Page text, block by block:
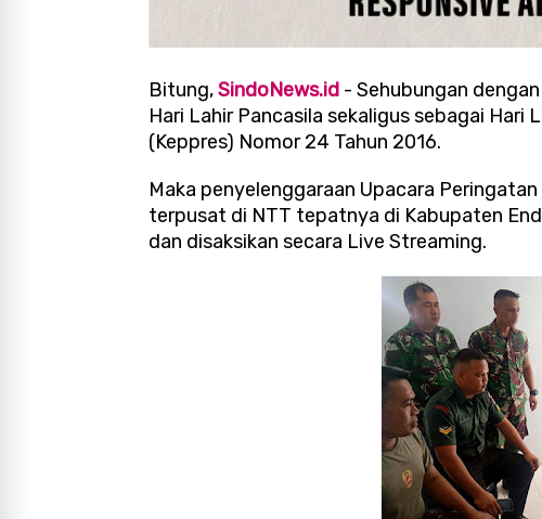
Bitung,SindoNews.id - Sehubungan
Hari Lahir Pancasila sekaligus sebagai Hari
(Keppres) Nomor 24 Tahun 2016.
Maka penyelenggaraan Upacara
terpusat di NTT tepatnya di Kabupaten
dan disaksikan secara Live Streaming.